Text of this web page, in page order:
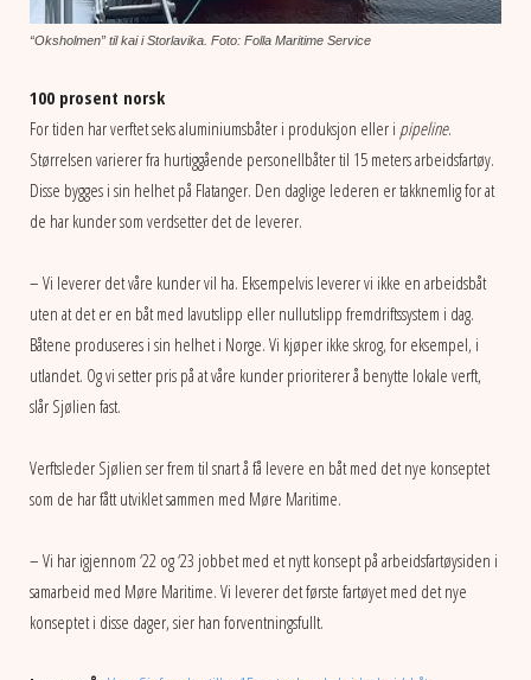
“Oksholmen” til kai i Storlavika. Foto: Folla Maritime Service
100 prosent norsk
For tiden har verftet seks aluminiumsbåter i produksjon eller i pipeline.
Størrelsen varierer fra hurtiggående personellbåter til 15 meters arbeidsfartøy.
Disse bygges i sin helhet på Flatanger. Den daglige lederen er takknemlig for at
de har kunder som verdsetter det de leverer.
– Vi leverer det våre kunder vil ha. Eksempelvis leverer vi ikke en arbeidsbåt
uten at det er en båt med lavutslipp eller nullutslipp fremdriftssystem i dag.
Båtene produseres i sin helhet i Norge. Vi kjøper ikke skrog, for eksempel, i
utlandet. Og vi setter pris på at våre kunder prioriterer å benytte lokale verft,
slår Sjølien fast.
Verftsleder Sjølien ser frem til snart å få levere en båt med det nye konseptet
som de har fått utviklet sammen med Møre Maritime.
– Vi har igjennom ‘22 og ‘23 jobbet med et nytt konsept på arbeidsfartøysiden i
samarbeid med Møre Maritime. Vi leverer det første fartøyet med det nye
konseptet i disse dager, sier han forventningsfullt.